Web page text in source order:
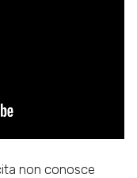
non conosce